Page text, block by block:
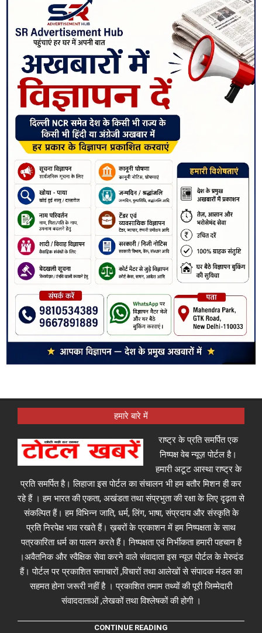
हमारे बारे में
राष्ट्र के प्रति समर्पित एक
निष्पक्ष वेब न्यूज़ पोर्टल है।
हमारी अटूट आस्था राष्ट्र के
प्रति समर्पित है। लिहाजा इस पोर्टल का संचालन भी हम बतौर मिशन ही कर
रहे हैं । हम भारत की एकता, अखंडता तथा संप्रभुता की रक्षा के लिए दृढ़ता से
संकल्पित हैं। हम विभिन्न जाति, धर्म, लिंग, भाषा, संप्रदाय और संस्कृति के
प्रति निरपेक्ष भाव रखते हैं। ख़बरों के प्रकाशन में हम निष्पक्षता के साथ
पत्रकारिता धर्म का पालन करते हैं। निष्पक्षता एवं निर्भीकता हमारी पहचान है
।अवैतनिक और स्वैक्षिक सेवा करने वाले संवादाता इस न्यूज़ पोर्टल के मेरुदंड
हैं। पोर्टल पर प्रकाशित समाचारों ,विचारों तथा आलेखों से संपादक मंडल का
सहमत होना जरूरी नहीं है । प्रकाशित तमाम तथ्यों की पूरी जिम्मेदारी
संवाददाताओं ,लेखकों तथा विश्लेषकों की होगी ।
CONTINUE READING